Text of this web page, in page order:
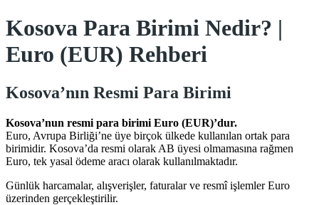
Kosova Para Birimi Nedir? |
Euro (EUR) Rehberi
Kosova’nın Resmi Para Birimi
Kosova’nun resmi para birimi Euro (EUR)’dur.
Euro, Avrupa Birliği’ne üye birçok ülkede kullanılan ortak para
birimidir. Kosova’da resmi olarak AB üyesi olmamasına rağmen
Euro, tek yasal ödeme aracı olarak kullanılmaktadır.
Günlük harcamalar, alışverişler, faturalar ve resmî işlemler Euro
üzerinden gerçekleştirilir.